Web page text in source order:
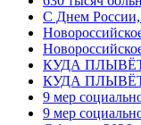
C Днем
КУДА
КУДА
9 мер
9 мер